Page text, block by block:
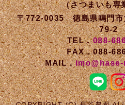
（さつまいも専
〒772-0035 徳島県鳴門市
79-2
TEL．088-
FAX．088-
MAIL．